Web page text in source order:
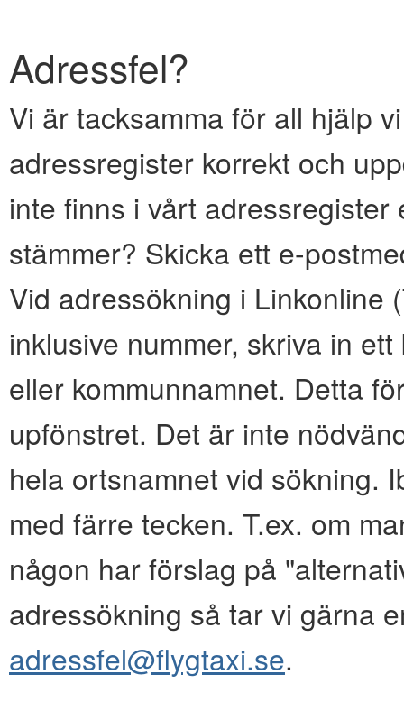
Adressfel?
Vi är tacksamma för all hjälp
adressregister korrekt och
inte finns i vårt
stämmer? Skicka ett e-
Vid adressökning i Linkonline
inklusive nummer, skriva in
eller kommunnamnet. Detta
upfönstret. Det är inte
hela ortsnamnet vid sökning.
med färre tecken. T.ex. om
någon har förslag på
adressökning så tar vi gärna
adressfel@flygtaxi.se.